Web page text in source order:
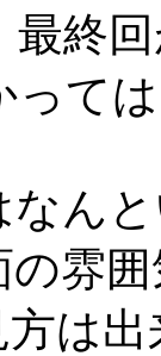
最終
って
ん
の雰
は